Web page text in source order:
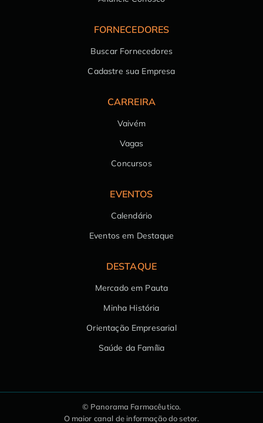
FORNECEDORES
Buscar Fornecedores
Cadastre sua Empresa
CARREIRA
Vaivém
Vagas
Concursos
EVENTOS
Calendário
Eventos em Destaque
DESTAQUE
Mercado em Pauta
Minha História
Orientação Empresarial
Saúde da Família
© Panorama Farmacêutico.
O maior canal de informação do setor.